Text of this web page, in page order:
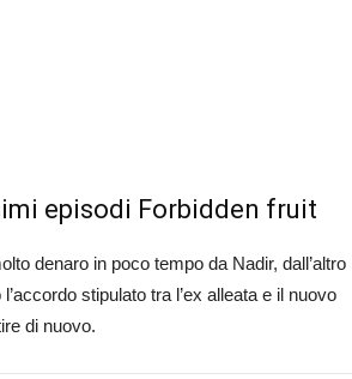
episodi Forbidden fruit
denaro in poco tempo da Nadir, dall’altro
stipulato tra l’ex alleata e il nuovo
di nuovo.